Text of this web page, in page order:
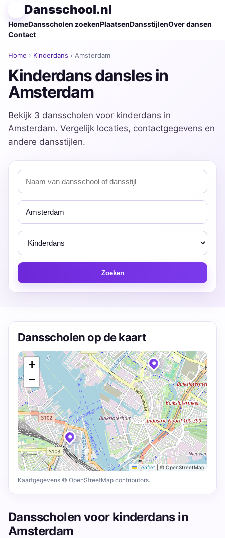
Dansschool.nl
HomeDansscholen zoekenPlaatsenDansstijlenOver dansen
Contact
Home › Kinderdans › Amsterdam
Kinderdans dansles in
Amsterdam
Bekijk 3 dansscholen voor kinderdans in
Amsterdam. Vergelijk locaties, contactgegevens en
andere dansstijlen.
Zoeken
Dansscholen op de kaart
+
−
Leaflet © OpenStreetMap
Kaartgegevens © OpenStreetMap contributors.
Dansscholen voor kinderdans in
Amsterdam